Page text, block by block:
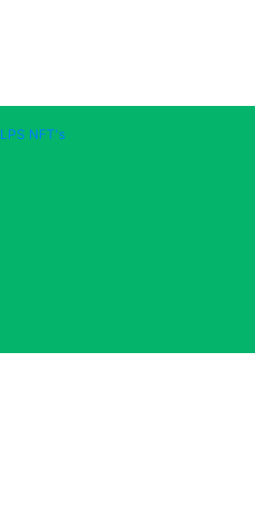
LPS NFT's